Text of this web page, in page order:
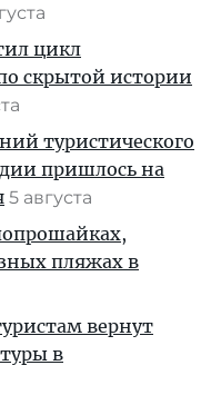
цикл
скрытой истории
туристического
пришлось на
5 августа
пляжах в
вернут
в